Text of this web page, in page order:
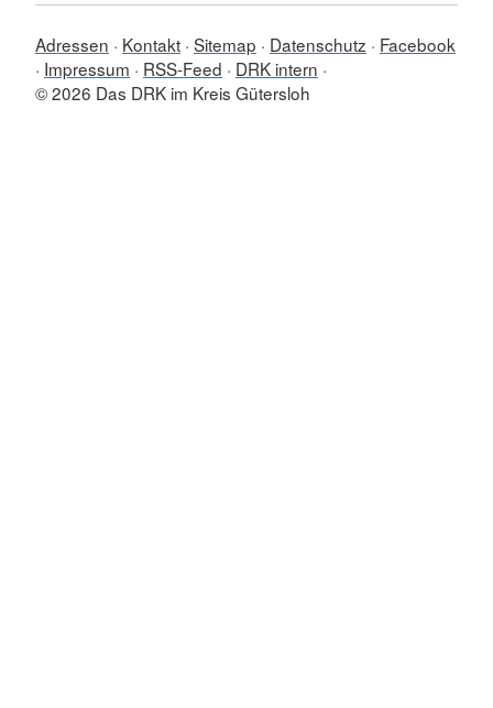
Adressen Kontakt Sitemap Datenschutz
Facebook
Impressum
RSS-Feed
DRK intern
© 2026 Das DRK im Kreis Gütersloh